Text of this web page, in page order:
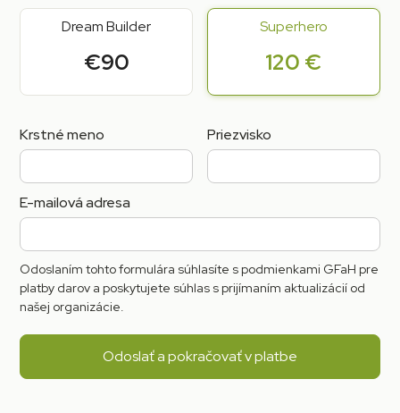
Dream Builder
€90
Superhero
120 €
Krstné meno Priezvisko
E-mailová adresa
Odoslaním tohto formulára súhlasíte s podmienkami GFaH pre
platby darov a poskytujete súhlas s prijímaním aktualizácií od
našej organizácie.